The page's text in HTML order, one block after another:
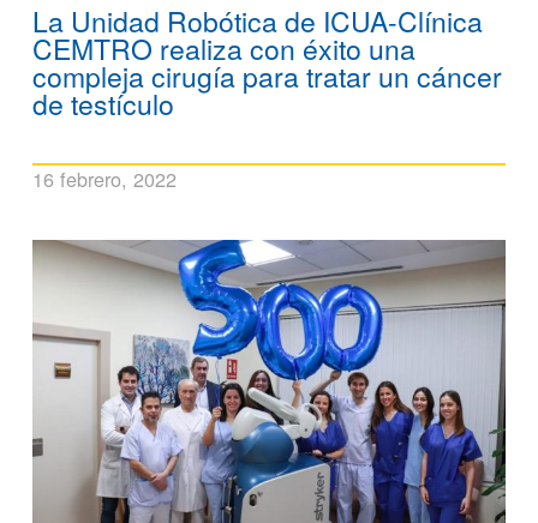
La Unidad Robótica de ICUA-Clínica
CEMTRO realiza con éxito una
compleja cirugía para tratar un cáncer
de testículo
16 febrero, 2022